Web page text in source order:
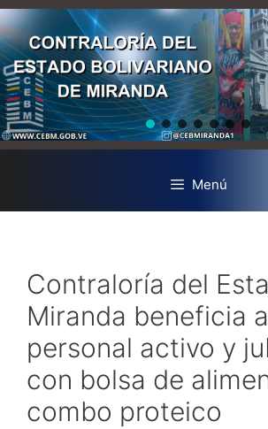
Menú
Contraloría del
Miranda beneficia
personal activo y
con bolsa de
combo proteico